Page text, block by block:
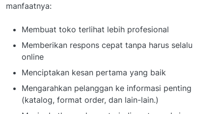
manfaatnya:
Membuat toko terlihat lebih profesional
Memberikan respons cepat tanpa harus selalu
online
Menciptakan kesan pertama yang baik
Mengarahkan pelanggan ke informasi penting
(katalog, format order, dan lain-lain.)